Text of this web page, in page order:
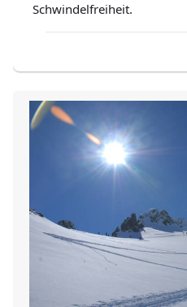
Schwindelfreiheit.